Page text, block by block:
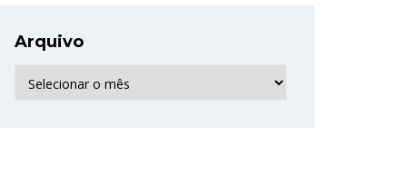
Arquivo
Arquivo